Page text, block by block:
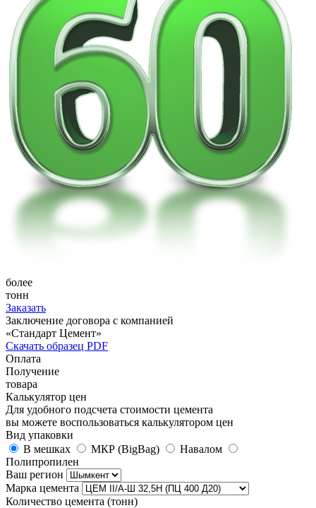
более
тонн
Заказать
Заключение договора с компанией
«Стандарт Цемент»
Скачать образец PDF
Оплата
Получение
товара
Калькулятор цен
Для удобного подсчета стоимости цемента
вы можете воспользоваться калькулятором цен
Вид упаковки
В мешках
МКР (BigBag)
Навалом
Полипропилен
Ваш регион
Марка цемента
Количество цемента (тонн)